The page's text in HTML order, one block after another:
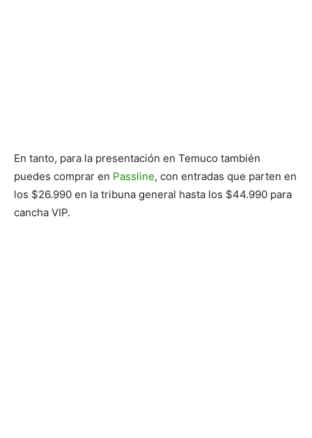
En tanto, para la presentación en Temuco también
puedes comprar en Passline, con entradas que parten en
los $26.990 en la tribuna general hasta los $44.990 para
cancha VIP.